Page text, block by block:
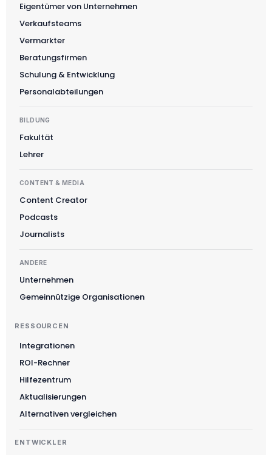
Eigentümer von Unternehmen
Verkaufsteams
Vermarkter
Beratungsfirmen
Schulung & Entwicklung
Personalabteilungen
BILDUNG
Fakultät
Lehrer
CONTENT & MEDIA
Content Creator
Podcasts
Journalists
ANDERE
Unternehmen
Gemeinnützige Organisationen
RESSOURCEN
Integrationen
ROI-Rechner
Hilfezentrum
Aktualisierungen
Alternativen vergleichen
ENTWICKLER
Magyar